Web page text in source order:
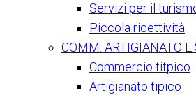
Servizi per il
Piccola ricettività
COMM. ARTIGIANATO E
Commercio titpico
Artigianato tipico